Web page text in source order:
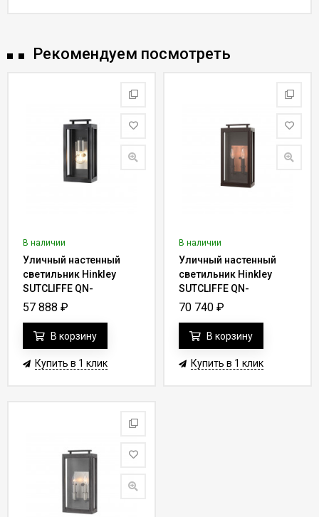
Рекомендуем посмотреть
В наличии
Уличный настенный
светильник Hinkley
SUTCLIFFE QN-
SUTCLIFFE-S-AZ
57 888 ₽
В корзину
Купить в 1 клик
В наличии
Уличный настенный
светильник Hinkley
SUTCLIFFE QN-
SUTCLIFFE-M-OZ
70 740 ₽
В корзину
Купить в 1 клик